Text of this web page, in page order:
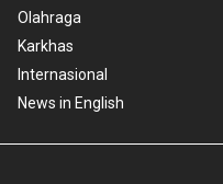
Olahraga
Karkhas
Internasional
News in English